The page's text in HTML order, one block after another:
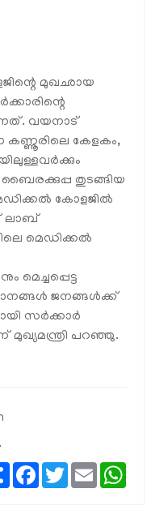
മുഖഛായ
വയനാട്
കണ്ണൂരിലെ കേളകം,
തുടങ്ങിയ
കോളജിൽ
ലാബ്
മെഡിക്കൽ
മെച്ചപ്പെട്ട
ജനങ്ങൾക്ക്
സർക്കാർ
പറഞ്ഞു.
ShareFacebook
TwitterEmail